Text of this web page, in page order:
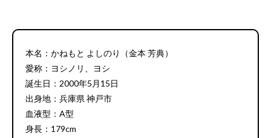
本名：かねもと よしのり（金本 芳典）
愛称：ヨシノリ、ヨシ
誕生日：2000年5月15日
出身地：兵庫県 神戸市
血液型：A型
身長：179cm